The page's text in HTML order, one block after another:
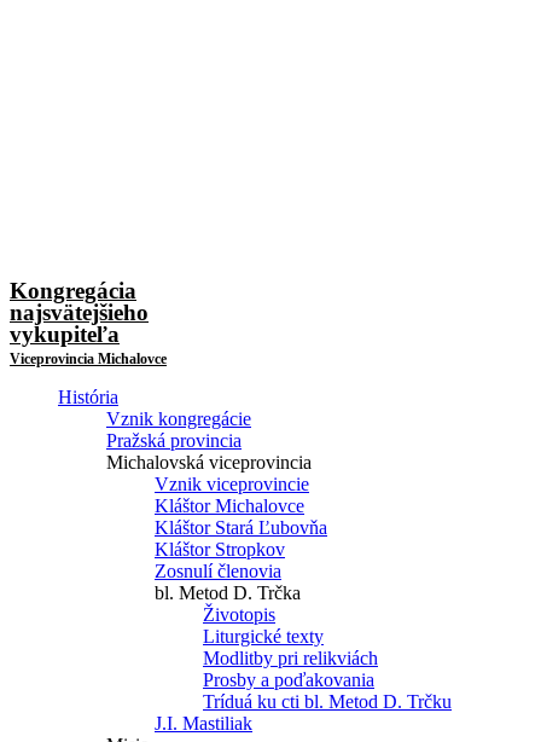
Kongregácia
najsvätejšieho
vykupiteľa
Viceprovincia Michalovce
História
Vznik kongregácie
Pražská provincia
Michalovská viceprovincia
Vznik viceprovincie
Kláštor Michalovce
Kláštor Stará Ľubovňa
Kláštor Stropkov
Zosnulí členovia
bl. Metod D. Trčka
Životopis
Liturgické texty
Modlitby pri relikviách
Prosby a poďakovania
Tríduá ku cti bl. Metod D. Trčku
J.I. Mastiliak